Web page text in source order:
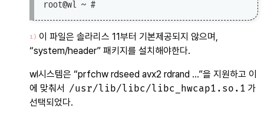
1) 이 파일은 솔라리스 11부터 기본제공되지 않으며,
system/header 패키지를 설치해야한다.
wl시스템은 prfchw rdseed avx2 rdrand ... 을 지원하고 이
에 맞춰서 /usr/lib/libc/libc_hwcap1.so.1 가
선택되었다.